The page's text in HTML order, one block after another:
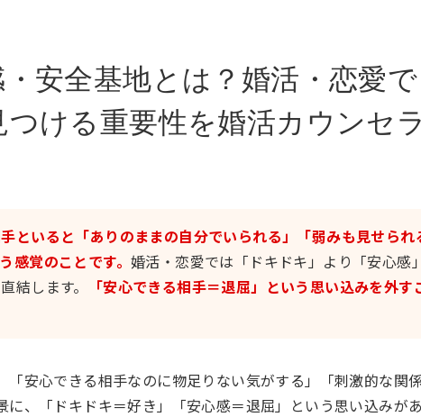
・安全基地とは？婚活・恋愛
ける重要性を婚活カウンセ
といると「ありのままの自分でいられる」「弱みも見せられ
感覚のことです。 婚活・恋愛では「ドキドキ」より「安心感
結します。
「安心できる相手＝退屈」という思い込みを外す
「安心できる相手なのに物足りない気がする」「刺激的な関
、「ドキドキ＝好き」「安心感＝退屈」という思い込みが